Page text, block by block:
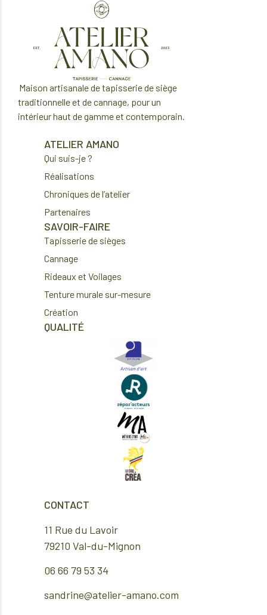
Maison artisanale de tapisserie de siège
traditionnelleet de cannage, pour un
intérieur haut de gamme et contemporain.
ATELIER AMANO
Qui suis-je ?
Réalisations
Chroniques de l’atelier
Partenaires
SAVOIR-FAIRE
Tapisserie de sièges
Cannage
Rideaux et Voilages
Tenture murale sur-mesure
Création
QUALITÉ
CONTACT
11 Rue du Lavoir
79210 Val-du-Mignon
06 66 79 53 34
sandrine@atelier-amano.com